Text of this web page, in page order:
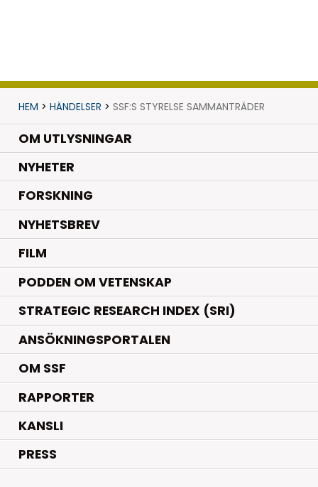
HEM > HÄNDELSER > SSF:S STYRELSE SAMMANTRÄDER
OM UTLYSNINGAR
NYHETER.
FORSKNING.
NYHETSBREV
FILM
PODDEN OM VETENSKAP
STRATEGIC RESEARCH INDEX (SRI)
ANSÖKNINGSPORTALEN
OM SSF
RAPPORTER
KANSLI
PRESS